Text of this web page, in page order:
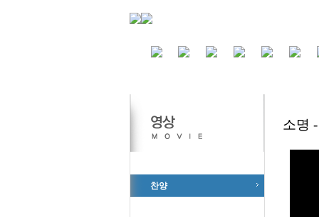
찬양
소명